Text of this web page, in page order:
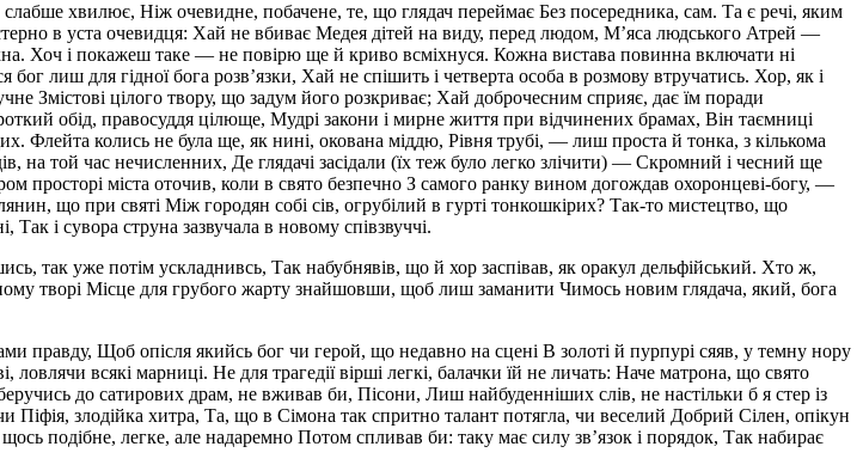
хвилює, Ніж очевидне, побачене, те, що глядач переймає Без посередника, сам. Та є речі, яким
в уста очевидця: Хай не вбиває Медея дітей на виду, перед людом, М’яса людського Атрей —
Хоч і покажеш таке — не повірю ще й криво всміхнуся. Кожна вистава повинна включати ні
лиш для гідної бога розв’язки, Хай не спішить і четверта особа в розмову втручатись. Хор, як і
Змістові цілого твору, що задум його розкриває; Хай доброчесним сприяє, дає їм поради
обід, правосуддя цілюще, Мудрі закони і мирне життя при відчинених брамах, Він таємниці
колись не була ще, як нині, окована міддю, Рівня трубі, — лиш проста й тонка, з кількома
на той час нечисленних, Де глядачі засідали (їх теж було легко злічити) — Скромний і чесний ще
міста оточив, коли в свято безпечно З самого ранку вином догождав охоронцеві-богу, —
що при святі Між городян собі сів, огрубілий в гурті тонкошкірих? Так-то мистецтво, що
і сувора струна зазвучала в новому співзвуччі.
так уже потім ускладнивсь, Так набубнявів, що й хор заспівав, як оракул дельфійський. Хто ж,
творі Місце для грубого жарту знайшовши, щоб лиш заманити Чимось новим глядача, який, бога
правду, Щоб опісля якийсь бог чи герой, що недавно на сцені В золоті й пурпурі сяяв, у темну нору
всякі марниці. Не для трагедії вірші легкі, балачки їй не личать: Наче матрона, що свято
до сатирових драм, не вживав би, Пісони, Лиш найбуденніших слів, не настільки б я стер із
злодійка хитра, Та, що в Сімона так спритно талант потягла, чи веселий Добрий Сілен, опікун
подібне, легке, але надаремно Потом спливав би: таку має силу зв’язок і порядок, Так набирає